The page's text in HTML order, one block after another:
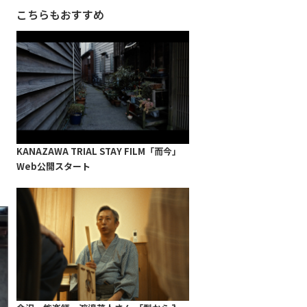
こちらもおすすめ
KANAZAWA TRIAL STAY FILM「而今」
Web公開スタート